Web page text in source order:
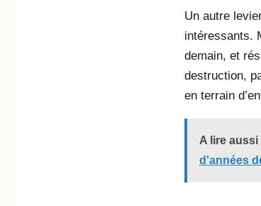
Un autre
intéressants.
demain, et
destruction,
en terrain
A lire aussi
d'années